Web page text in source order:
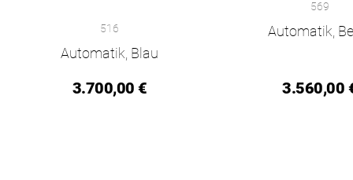
NOMOS Glashütte Ahoi neomatik 38 Datum sky, Ref: 516,
516
Automatik, Blau
3.700,00 €
569
Automatik,
3.560,00